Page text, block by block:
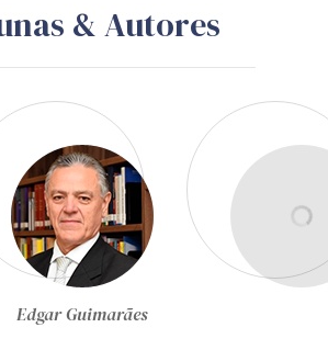
& Autores
Egon Bockmann Moreira